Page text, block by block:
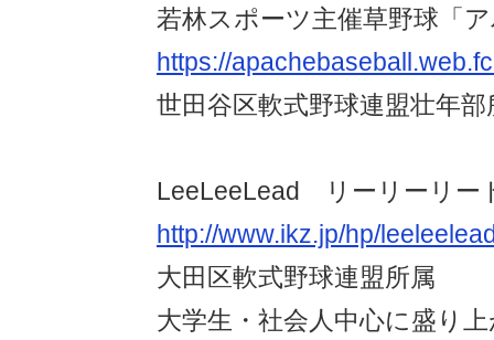
若林スポーツ主催草野球「
https://
世田谷区軟式野球連盟壮年部
LeeLeeLead リーリーリー
http://www.ikz.jp/hp/
大田区軟式野球連盟所属
大学生・社会人中心に盛り